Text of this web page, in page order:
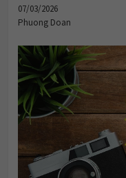
07/03/2026
Phuong Doan